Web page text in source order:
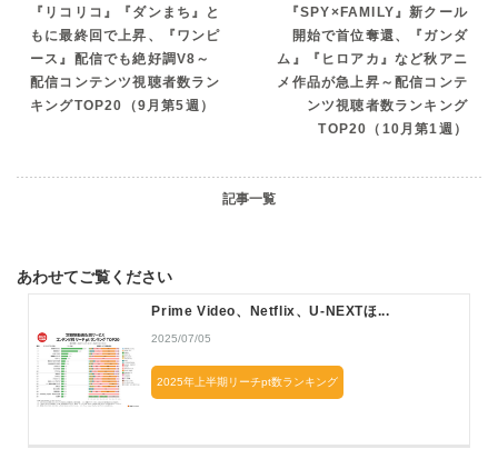
『リコリコ』『ダンまち』と
もに最終回で上昇、『ワンピ
ース』配信でも絶好調V8～
配信コンテンツ視聴者数ラン
キングTOP20（9月第5週）
『SPY×FAMILY』新クール
開始で首位奪還、『ガンダ
ム』『ヒロアカ』など秋アニ
メ作品が急上昇～配信コンテ
ンツ視聴者数ランキング
TOP20（10月第1週）
記事一覧
あわせてご覧ください
Prime Video、Netflix、U-NEXTほ...
2025/07/05
2025年上半期リーチpt数ランキング